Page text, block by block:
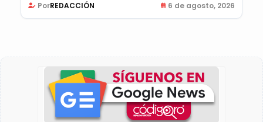
PorREDACCIÓN 6 de agosto, 2026